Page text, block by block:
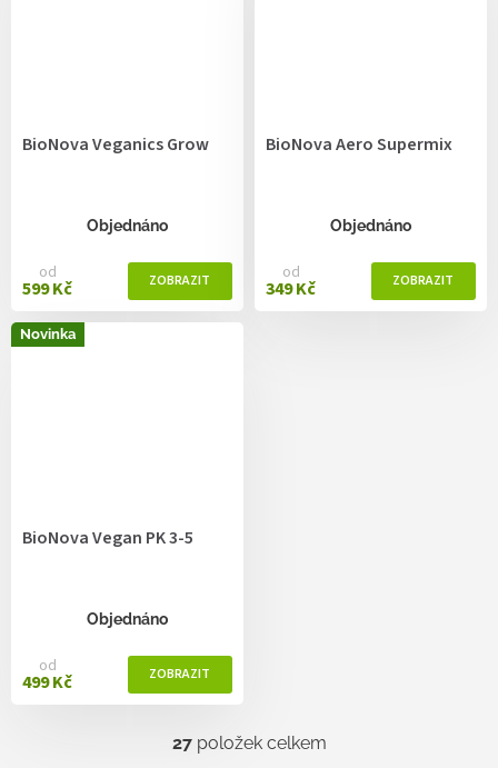
BioNova Veganics Grow
Objednáno
od
599 Kč
BioNova Aero Supermix
Objednáno
od
349 Kč
Novinka
BioNova Vegan PK 3-5
Objednáno
od
499 Kč
O
27položek celkem